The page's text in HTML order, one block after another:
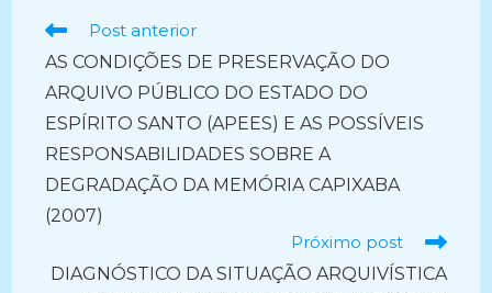
Ler
artigos
Post anterior
AS CONDIÇÕES DE PRESERVAÇÃO DO
ARQUIVO PÚBLICO DO ESTADO DO
ESPÍRITO SANTO (APEES) E AS POSSÍVEIS
RESPONSABILIDADES SOBRE A
DEGRADAÇÃO DA MEMÓRIA CAPIXABA
(2007)
Próximo post
DIAGNÓSTICO DA SITUAÇÃO ARQUIVÍSTICA